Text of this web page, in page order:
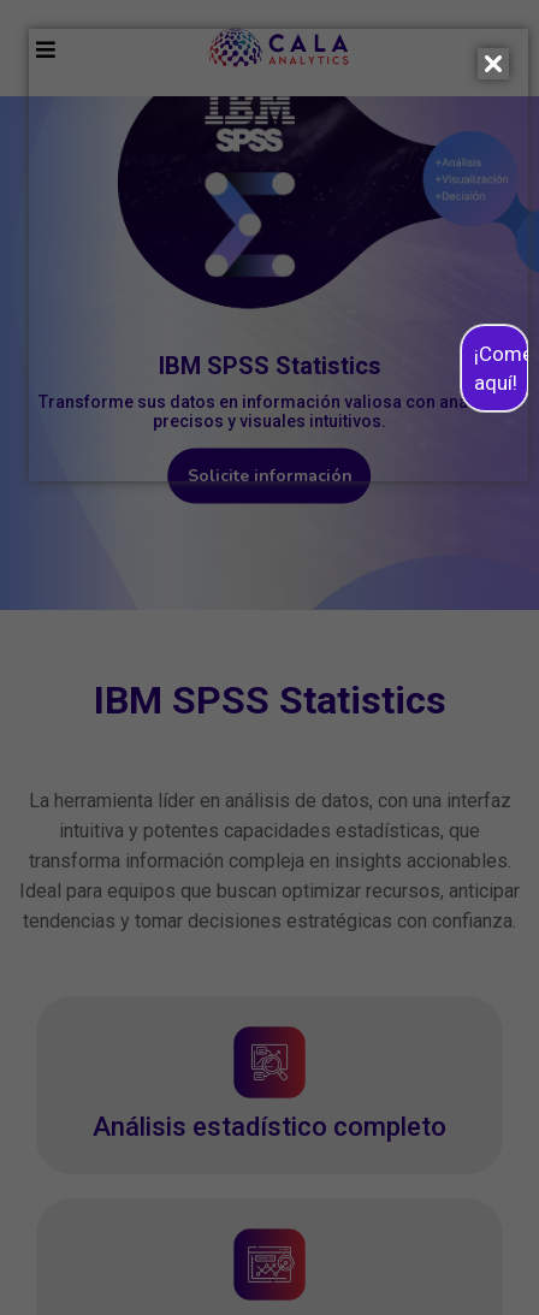
aquí!
IBM SPSS Statistics
Transforme sus datos en información valiosa con análisis
precisos y visuales intuitivos.
Solicite información
IBM SPSS Statistics
La herramienta líder en análisis de datos, con una interfaz
intuitiva y potentes capacidades estadísticas, que
transforma información compleja en insights accionables.
Ideal para equipos que buscan optimizar recursos, anticipar
tendencias y tomar decisiones estratégicas con confianza.
Análisis estadístico completo